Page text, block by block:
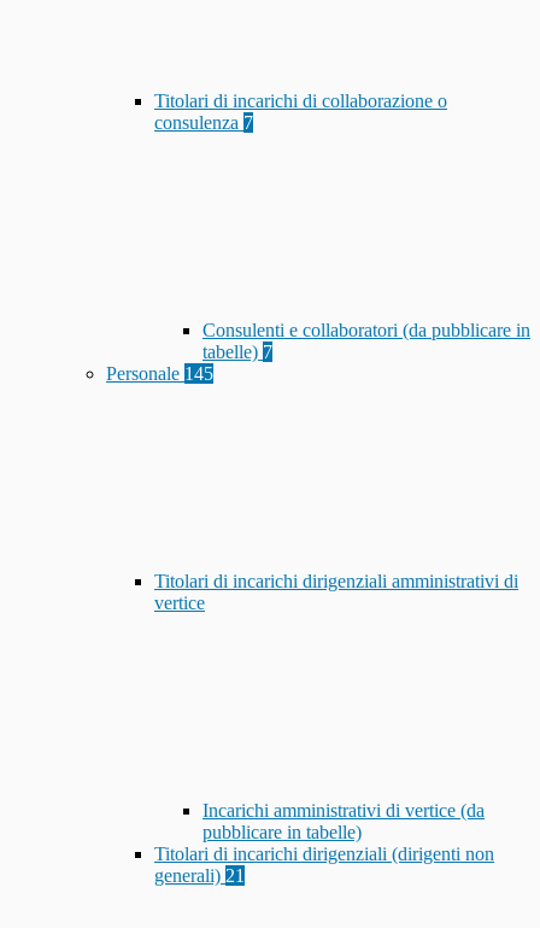
Titolari di incarichi di collaborazione o
consulenza 7
Consulenti e collaboratori (da pubblicare in
tabelle) 7
Personale 145
Titolari di incarichi dirigenziali amministrativi di
vertice
Incarichi amministrativi di vertice (da
pubblicare in tabelle)
Titolari di incarichi dirigenziali (dirigenti non
generali) 21